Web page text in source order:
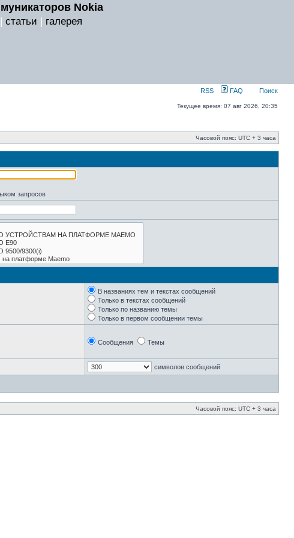
Nokia
| статьи | галерея
RSS FAQ Поиск
Текущее время: 07 авг 2026, 20:35
Часовой пояс: UTC + 3 часа
запросов
В названиях тем и текстах сообщений
Только в текстах сообщений
Только по названию темы
Только в первом сообщении темы
Сообщения Темы
символов сообщений
Часовой пояс: UTC + 3 часа